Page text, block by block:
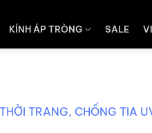
KÍNH ÁP TRÒNG SALE
TRANG, CHỐNG TIA